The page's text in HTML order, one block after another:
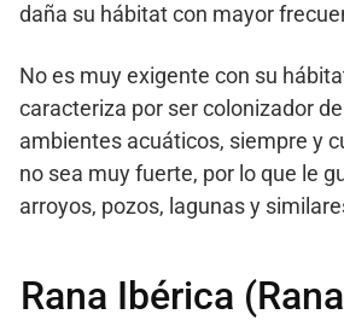
daña su hábitat con mayor
No es muy exigente con su
caracteriza por ser colonizador
ambientes acuáticos, siempre y
no sea muy fuerte, por lo que le
arroyos, pozos, lagunas y
Rana Ibérica